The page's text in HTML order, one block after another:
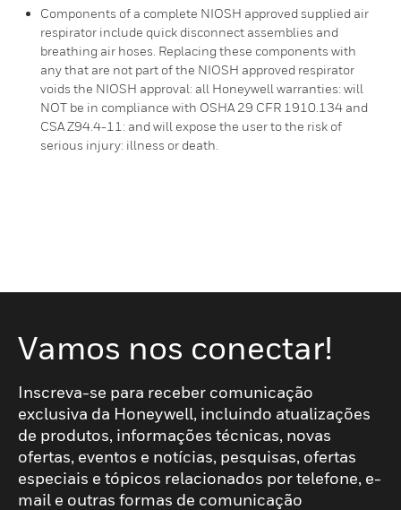
Components of a complete NIOSH approved supplied air
respirator include quick disconnect assemblies and
breathing air hoses. Replacing these components with
any that are not part of the NIOSH approved respirator
voids the NIOSH approval: all Honeywell warranties: will
NOT be in compliance with OSHA 29 CFR 1910.134 and
CSA Z94.4-11: and will expose the user to the risk of
serious injury: illness or death.
Vamos nos conectar!
Inscreva-se para receber comunicação
exclusiva da Honeywell, incluindo atualizações
de produtos, informações técnicas, novas
ofertas, eventos e notícias, pesquisas, ofertas
especiais e tópicos relacionados por telefone, e-
mail e outras formas de comunicação